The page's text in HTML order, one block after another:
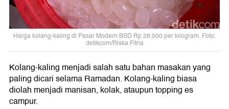
Harga kolang-kaling di Pasar Modern BSD Rp 28.000 per kilogram. Foto:
detikcom/Riska Fitria
Kolang-kaling menjadi salah satu bahan masakan yang
paling dicari selama Ramadan. Kolang-kaling biasa
diolah menjadi manisan, kolak, ataupun topping es
campur.